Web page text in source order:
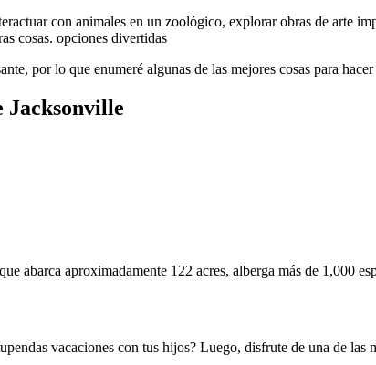
con animales en un zoológico, explorar obras de arte
cosas. opciones divertidas
por lo que enumeré algunas de las mejores cosas para
Jacksonville
abarca aproximadamente 122 acres, alberga más de 1,000
vacaciones con tus hijos? Luego, disfrute de una de